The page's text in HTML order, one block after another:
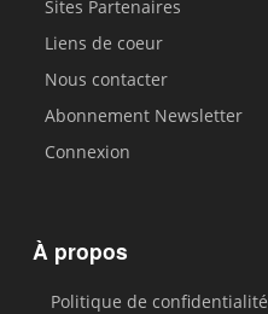
Sites Partenaires
Liens de coeur
Nous contacter
Abonnement Newsletter
Connexion
À propos
Politique de confidentialité